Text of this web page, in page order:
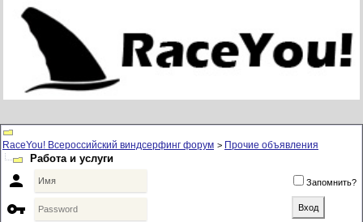
RaceYou! Всероссийский виндсерфинг форум > Прочие объявления
Работа и услуги
 Запомнить?
